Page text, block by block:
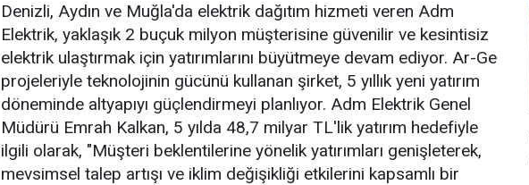
Denizli, Aydın ve Muğla'da elektrik dağıtım hizmeti veren Adm
Elektrik, yaklaşık 2 buçuk milyon müşterisine güvenilir ve kesintisiz
elektrik ulaştırmak için yatırımlarını büyütmeye devam ediyor. Ar-Ge
projeleriyle teknolojinin gücünü kullanan şirket, 5 yıllık yeni yatırım
döneminde altyapıyı güçlendirmeyi planlıyor. Adm Elektrik Genel
Müdürü Emrah Kalkan, 5 yılda 48,7 milyar TL'lik yatırım hedefiyle
ilgili olarak, "Müşteri beklentilerine yönelik yatırımları genişleterek,
mevsimsel talep artışı ve iklim değişikliği etkilerini kapsamlı bir